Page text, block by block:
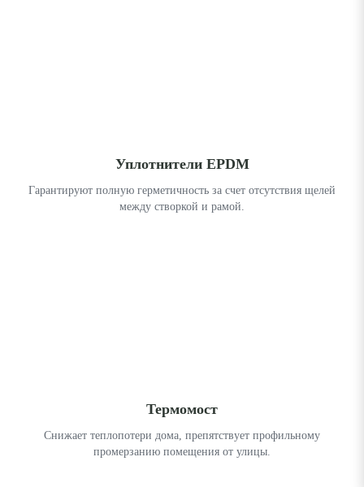
Уплотнители EPDM
Гарантируют полную герметичность за счет отсутствия щелей
между створкой и рамой.
Термомост
Снижает теплопотери дома, препятствует профильному
промерзанию помещения от улицы.